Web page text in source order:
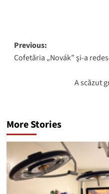
Post
navigation
Previous:
Cofetăria „Novák” şi-a
A scăzut
More Stories